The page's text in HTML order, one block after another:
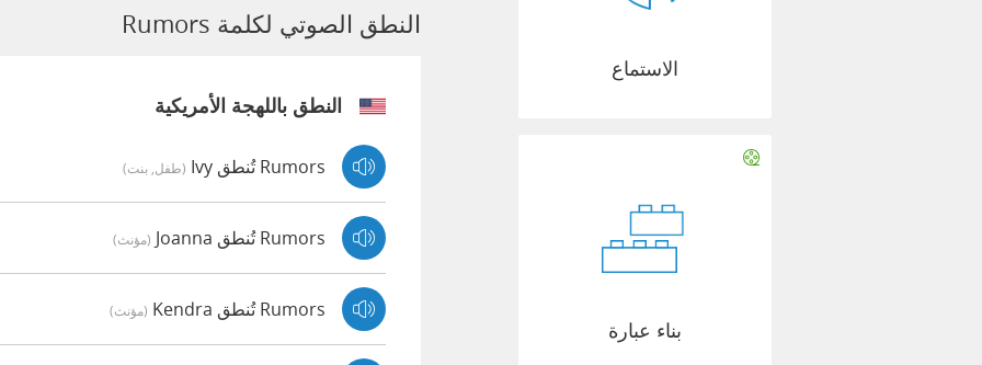
النطق الصوتي لكلمة Rumors
النطق باللهجة الأمريكية
Rumors تُنطق Ivy (طفل, بنت)
Rumors تُنطق Joanna (مؤنث)
Rumors تُنطق Kendra (مؤنث)
الاستماع
بناء عبارة